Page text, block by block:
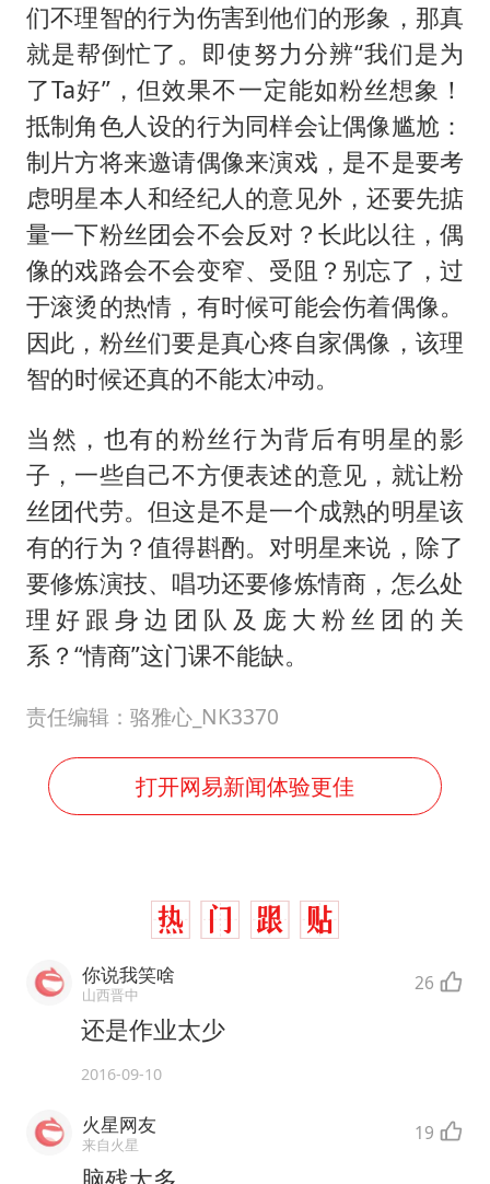
们不理智的行为伤害到他们的形象，那真
就是帮倒忙了。即使努力分辨“我们是为
了Ta好”，但效果不一定能如粉丝想象！
抵制角色人设的行为同样会让偶像尴尬：
制片方将来邀请偶像来演戏，是不是要考
虑明星本人和经纪人的意见外，还要先掂
量一下粉丝团会不会反对？长此以往，偶
像的戏路会不会变窄、受阻？别忘了，过
于滚烫的热情，有时候可能会伤着偶像。
因此，粉丝们要是真心疼自家偶像，该理
智的时候还真的不能太冲动。
当然，也有的粉丝行为背后有明星的影
子，一些自己不方便表述的意见，就让粉
丝团代劳。但这是不是一个成熟的明星该
有的行为？值得斟酌。对明星来说，除了
要修炼演技、唱功还要修炼情商，怎么处
理好跟身边团队及庞大粉丝团的关
系？“情商”这门课不能缺。
责任编辑：骆雅心_NK3370
打开网易新闻体验更佳
你说我笑啥
山西晋中 26
还是作业太少
2016-09-10
火星网友
来自火星 19